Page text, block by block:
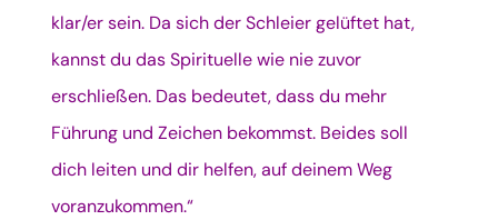
klar/er sein. Da sich der Schleier gelüftet hat,
kannst du das Spirituelle wie nie zuvor
erschließen. Das bedeutet, dass du mehr
Führung und Zeichen bekommst. Beides soll
dich leiten und dir helfen, auf deinem Weg
voranzukommen.“